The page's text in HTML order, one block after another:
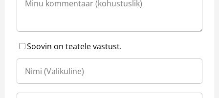
Soovin on teatele vastust.